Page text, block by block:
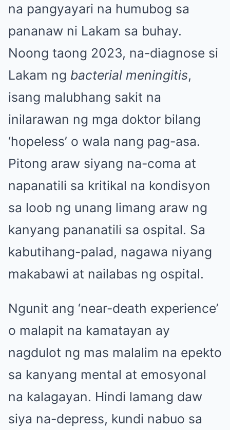
na pangyayari na humubog sa
pananaw ni Lakam sa buhay.
Noong taong 2023, na-diagnose si
Lakam ng bacterial meningitis,
isang malubhang sakit na
inilarawan ng mga doktor bilang
‘hopeless’ o wala nang pag-asa.
Pitong araw siyang na-coma at
napanatili sa kritikal na kondisyon
sa loob ng unang limang araw ng
kanyang pananatili sa ospital. Sa
kabutihang-palad, nagawa niyang
makabawi at nailabas ng ospital.
Ngunit ang ‘near-death experience’
o malapit na kamatayan ay
nagdulot ng mas malalim na epekto
sa kanyang mental at emosyonal
na kalagayan. Hindi lamang daw
siya na-depress, kundi nabuo sa